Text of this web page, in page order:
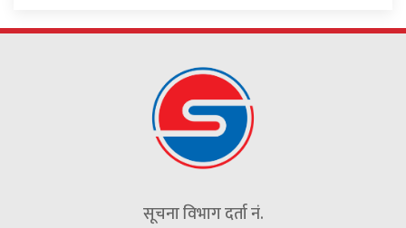
सूचना विभाग दर्ता नं.